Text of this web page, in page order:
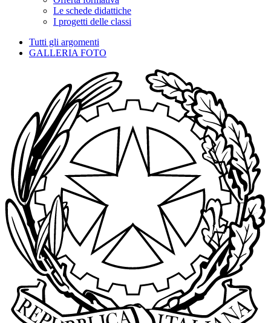
Le schede didattiche
I progetti delle classi
Tutti gli argomenti
GALLERIA FOTO